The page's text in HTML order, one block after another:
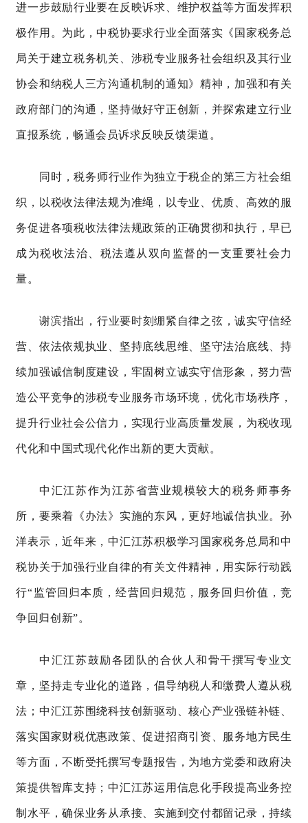
进一步鼓励行业要在反映诉求、维护权益等方面发挥积
极作用。为此，中税协要求行业全面落实《国家税务总
局关于建立税务机关、涉税专业服务社会组织及其行业
协会和纳税人三方沟通机制的通知》精神，加强和有关
政府部门的沟通，坚持做好守正创新，并探索建立行业
直报系统，畅通会员诉求反映反馈渠道。
同时，税务师行业作为独立于税企的第三方社会组
织，以税收法律法规为准绳，以专业、优质、高效的服
务促进各项税收法律法规政策的正确贯彻和执行，早已
成为税收法治、税法遵从双向监督的一支重要社会力
量。
谢滨指出， 行业要时刻绷紧自律之弦，诚实守信经
营 依法依规执业 坚持底线思维 坚守法治底线 、持
续加强诚信制度建设，牢固树立诚实守信形象，努力营
造公平竞争的涉税专业服务市场环境，优化市场秩序，
提升行业社会公信力，实现行业高质量发展，为税收现
代化和中国式现代化作出新的更大贡献。
中汇江苏作为江苏省营业规模较大的税务师事务
所，要乘着《办法》实施的东风，更好地诚信执业。孙
洋表示，近年来，中汇江苏积极学习国家税务总局和中
税协关于加强行业自律的有关文件精神 ， 用实际行动践
行“监管回归本质，经营回归规范，服务回归价值，竞
争回归创新”。
中汇江苏鼓励各团队的合伙人和骨干撰写专业文
章，坚持走专业化的道路，倡导纳税人和缴费人遵从税
法 ； 中汇江苏围绕科技创新驱动、核心产业强链补链、
落实国家财税优惠政策、促进招商引资、服务地方民生
等方面，不断受托撰写专题报告，为地方党委和政府决
策提供智库支持 ； 中汇江苏运用信息化手段提高业务控
制水平，确保业务从承接、实施到交付都留记录，持续